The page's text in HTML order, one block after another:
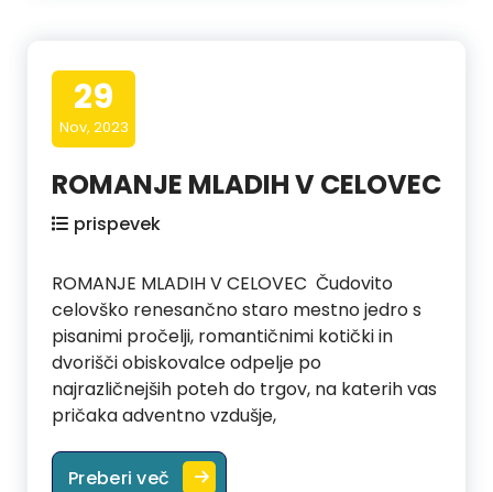
29
Nov, 2023
ROMANJE MLADIH V CELOVEC
prispevek
ROMANJE MLADIH V CELOVEC Čudovito
celovško renesančno staro mestno jedro s
pisanimi pročelji, romantičnimi kotički in
dvorišči obiskovalce odpelje po
najrazličnejših poteh do trgov, na katerih vas
pričaka adventno vzdušje,
Preberi več ROMANJE MLADIH V CELOVEC